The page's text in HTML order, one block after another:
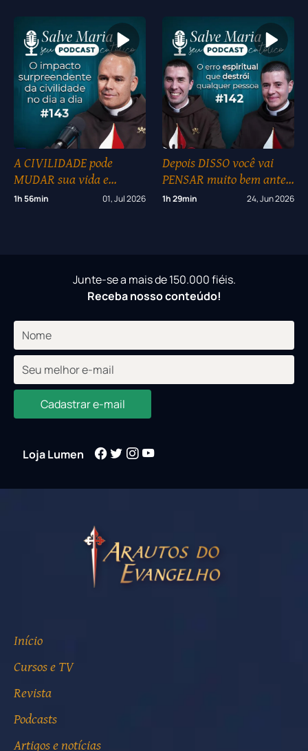
A CIVILIDADE pode
MUDAR sua vida e
TRANSFORMAR a
1h 56min 01, Jul 2026
Depois DISSO você vai
PENSAR muito bem antes
de FAZER qualquer
1h 29min 24, Jun 2026
Junte-se a mais de 150.000 fiéis.
Receba nosso conteúdo!
Cadastrar e-mail
Loja Lumen
Início
Cursos e TV
Revista
Podcasts
Artigos e notícias